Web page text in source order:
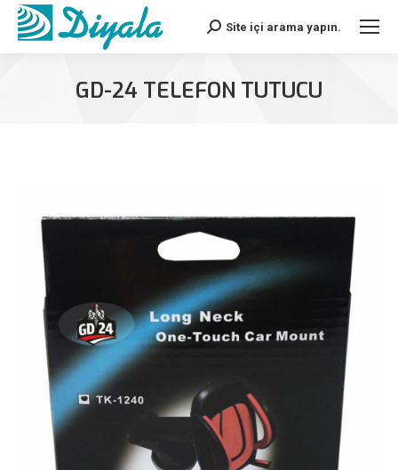
Search:Site içi arama yapın.
GD-24 TELEFON TUTUCU